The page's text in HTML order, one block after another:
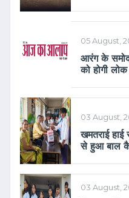
05 August,
आरंग के
को होगी लोक
03 August,
खमतराई
से हुआ बाल
03 August,